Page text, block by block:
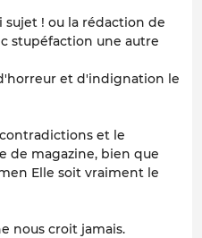
! ou la rédaction de
stupéfaction une autre
et d'indignation le
et le
de magazine, bien que
Elle soit vraiment le
nous croit jamais.